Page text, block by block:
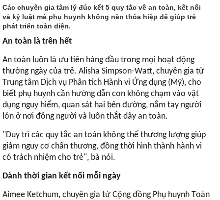
Các chuyên gia tâm lý đúc kết 5 quy tắc về an toàn, kết nối
và kỷ luật mà phụ huynh không nên thỏa hiệp để giúp trẻ
phát triển toàn diện.
An toàn là trên hết
An toàn luôn là ưu tiên hàng đầu trong mọi hoạt động
thường ngày của trẻ. Alisha Simpson-Watt, chuyên gia từ
Trung tâm Dịch vụ Phân tích Hành vi Ứng dụng (Mỹ), cho
biết phụ huynh cần hướng dẫn con không chạm vào vật
dụng nguy hiểm, quan sát hai bên đường, nắm tay người
lớn ở nơi đông người và luôn thắt dây an toàn.
"Duy trì các quy tắc an toàn không thể thương lượng giúp
giảm nguy cơ chấn thương, đồng thời hình thành hành vi
có trách nhiệm cho trẻ", bà nói.
Dành thời gian kết nối mỗi ngày
Aimee Ketchum, chuyên gia từ Cộng đồng Phụ huynh Toàn